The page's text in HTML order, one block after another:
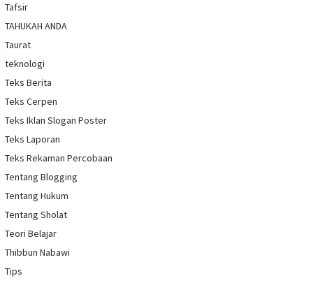
Tafsir
TAHUKAH ANDA
Taurat
teknologi
Teks Berita
Teks Cerpen
Teks Iklan Slogan Poster
Teks Laporan
Teks Rekaman Percobaan
Tentang Blogging
Tentang Hukum
Tentang Sholat
Teori Belajar
Thibbun Nabawi
Tips